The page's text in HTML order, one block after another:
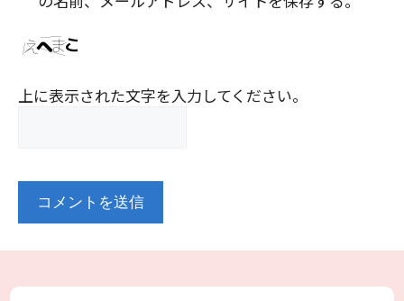
上に表示された文字を入力してください。